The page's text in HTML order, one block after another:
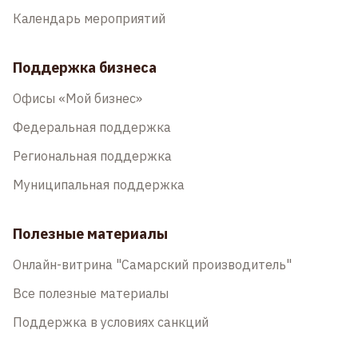
Календарь мероприятий
Поддержка бизнеса
Офисы «Мой бизнес»
Федеральная поддержка
Региональная поддержка
Муниципальная поддержка
Полезные материалы
Онлайн-витрина "Самарский производитель"
Все полезные материалы
Поддержка в условиях санкций